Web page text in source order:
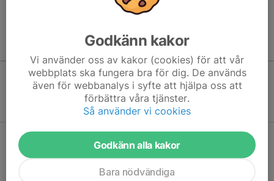
Kommande aktiviteter
Inga aktiviteter inbokade
Hela kalendern
Godkänn kakor
Vi använder oss av kakor (cookies) för att vår
webbplats ska fungera bra för dig. De används
även för webbanalys i syfte att hjälpa oss att
förbättra våra tjänster.
Så använder vi cookies
Godkänn alla kakor
Bara nödvändiga